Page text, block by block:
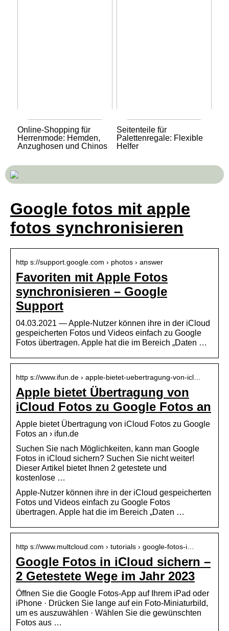
Online-Shopping für
Herrenmode: Hemden,
Anzughosen und Chinos
Seitenteile für
Palettenregale: Flexible
Helfer
Google fotos mit apple
fotos synchronisieren
http s://support.google.com › photos › answer
Favoriten mit Apple Fotos
synchronisieren – Google
Support
04.03.2021 — Apple-Nutzer können ihre in der iCloud
gespeicherten Fotos und Videos einfach zu Google
Fotos übertragen. Apple hat die im Bereich „Daten …
http s://www.ifun.de › apple-bietet-uebertragung-von-icl…
Apple bietet Übertragung von
iCloud Fotos zu Google Fotos an
Apple bietet Übertragung von iCloud Fotos zu Google
Fotos an › ifun.de
Suchen Sie nach Möglichkeiten, kann man Google
Fotos in iCloud sichern? Suchen Sie nicht weiter!
Dieser Artikel bietet Ihnen 2 getestete und
kostenlose …
Apple-Nutzer können ihre in der iCloud gespeicherten
Fotos und Videos einfach zu Google Fotos
übertragen. Apple hat die im Bereich „Daten …
http s://www.multcloud.com › tutorials › google-fotos-i…
Google Fotos in iCloud sichern –
2 Getestete Wege im Jahr 2023
Öffnen Sie die Google Fotos-App auf Ihrem iPad oder
iPhone · Drücken Sie lange auf ein Foto-Miniaturbild,
um es auszuwählen · Wählen Sie die gewünschten
Fotos aus …